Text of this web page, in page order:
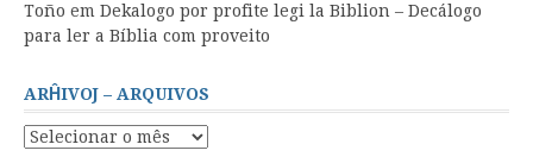
Toño em Dekalogo por profite legi la Biblion – Decálogo
para ler a Bíblia com proveito
ARĤIVOJ – ARQUIVOS
Arĥivoj